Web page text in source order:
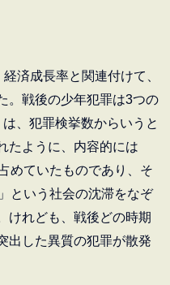
経済成長率と関連付けて、
。戦後の少年犯罪は3つの
、犯罪検挙数からいうと
たように、内容的には
めていたものであり、そ
という社会の沈滞をなぞ
けれども、戦後どの時期
出した異質の犯罪が散発